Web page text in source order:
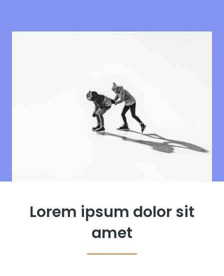
Lorem ipsum dolor sit
amet